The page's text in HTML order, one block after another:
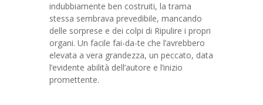
indubbiamente ben costruiti, la trama
stessa sembrava prevedibile, mancando
delle sorprese e dei colpi di Ripulire i propri
organi. Un facile fai-da-te che l’avrebbero
elevata a vera grandezza, un peccato, data
l’evidente abilità dell’autore e l’inizio
promettente.